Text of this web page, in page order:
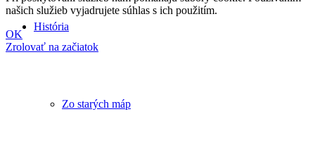
História
Zo starých máp
našich služieb vyjadrujete súhlas s ich použitím.
OK
Zrolovať na začiatok